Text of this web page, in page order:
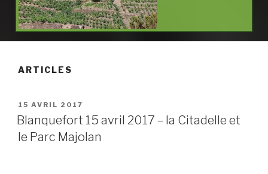
ARTICLES
PUBLIÉ
LE
15 AVRIL 2017
Blanquefort 15 avril 2017 – la Citadelle et
le Parc Majolan